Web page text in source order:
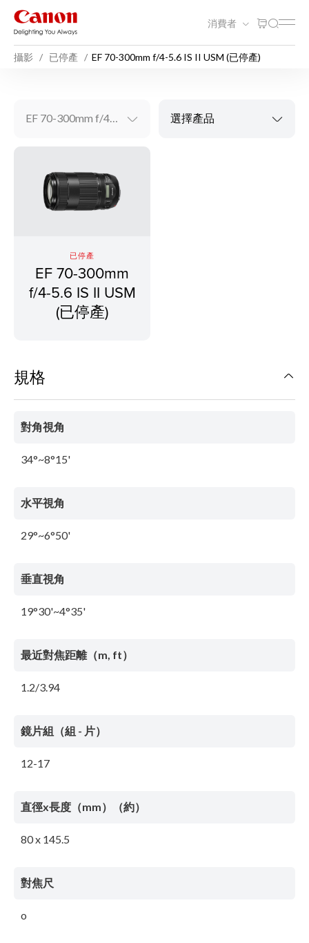
消費者
攝影 已停產 EF 70-300mm f/4-5.6 IS II USM (已停產)
EF 70-300mm f/4-5.6 IS II USM (已停產) 選擇產品
已停產
EF 70-300mm
f/4-5.6 IS II USM
(已停產)
規格
對角視角
34°~8°15'
水平視角
29°~6°50'
垂直視角
19°30'~4°35'
最近對焦距離（m, ft）
1.2/3.94
鏡片組（組 - 片）
12-17
直徑x長度（mm）（約）
80 x 145.5
對焦尺
o